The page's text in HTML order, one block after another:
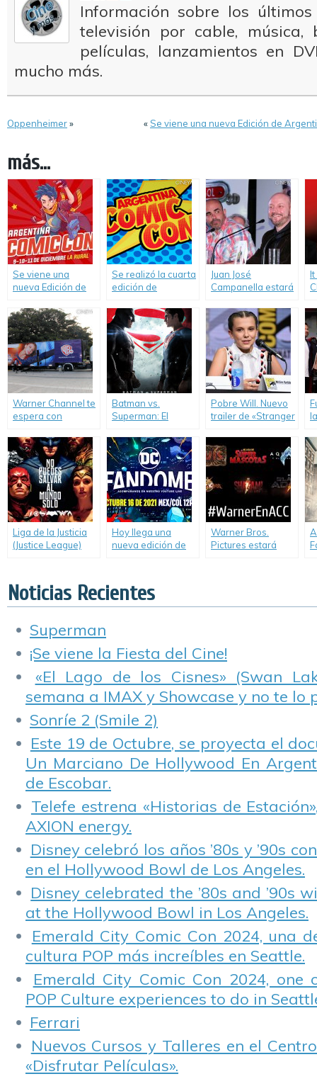
Información sobre los
televisión por cable, música,
películas, lanzamientos en
mucho más.
Oppenheimer» «Se viene una nueva Edición de
más...
Se viene una
nueva Edición de
Con, esta vez en La
Rural.
Se realizó la cuarta
edición de
Con.
Juan José
Campanella estará
Argentina Comic-
Con.
It
Warner Channel te
espera con
sorpresas en
Argentina Comic-
Con.
Batman vs.
Superman: El
Justicia (Batman v
Superman: Dawn
of Justice)
Pobre Will. Nuevo
trailer de «Stranger
Liga de la Justicia
(Justice League)
Hoy llega una
nueva edición de
importantes del
año!
Warner Bros.
Pictures estará
Noticias Recientes
Superman
¡Se viene la Fiesta del Cine!
«El Lago de los Cisnes» (Swan
semana a IMAX y Showcase y no te lo
Sonríe 2 (Smile 2)
Este 19 de Octubre, se proyecta el
Un Marciano De Hollywood En
de Escobar.
Telefe estrena «Historias de
AXION energy.
Disney celebró los años ’80s y ’90s
en el Hollywood Bowl de Los Angeles.
Disney celebrated the ’80s and ’90s
at the Hollywood Bowl in Los Angeles.
Emerald City Comic Con 2024, una
cultura POP más increíbles en Seattle.
Emerald City Comic Con 2024,
POP Culture experiences to do in
Ferrari
Nuevos Cursos y Talleres en el
«Disfrutar Películas».